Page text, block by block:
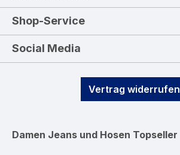
Shop-Service
Social Media
Vertrag widerrufen
Damen Jeans und Hosen Topseller